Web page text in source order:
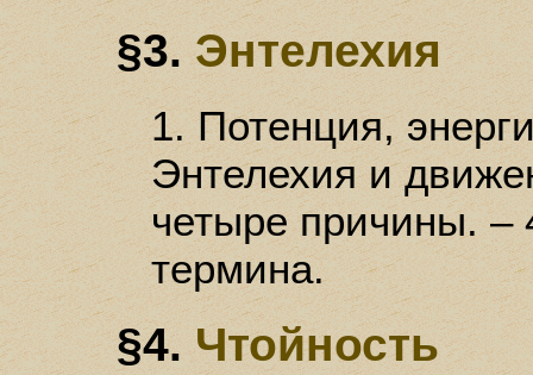
§3. Энтелехия
1. Потенция,
Энтелехия и
четыре причины. –
термина.
§4. Чтойность